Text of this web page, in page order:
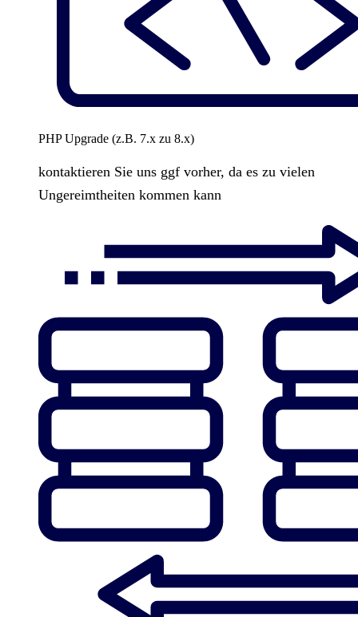
PHP Upgrade (z.B. 7.x zu 8.x)
kontaktieren Sie uns ggf vorher, da es zu vielen
Ungereimtheiten kommen kann